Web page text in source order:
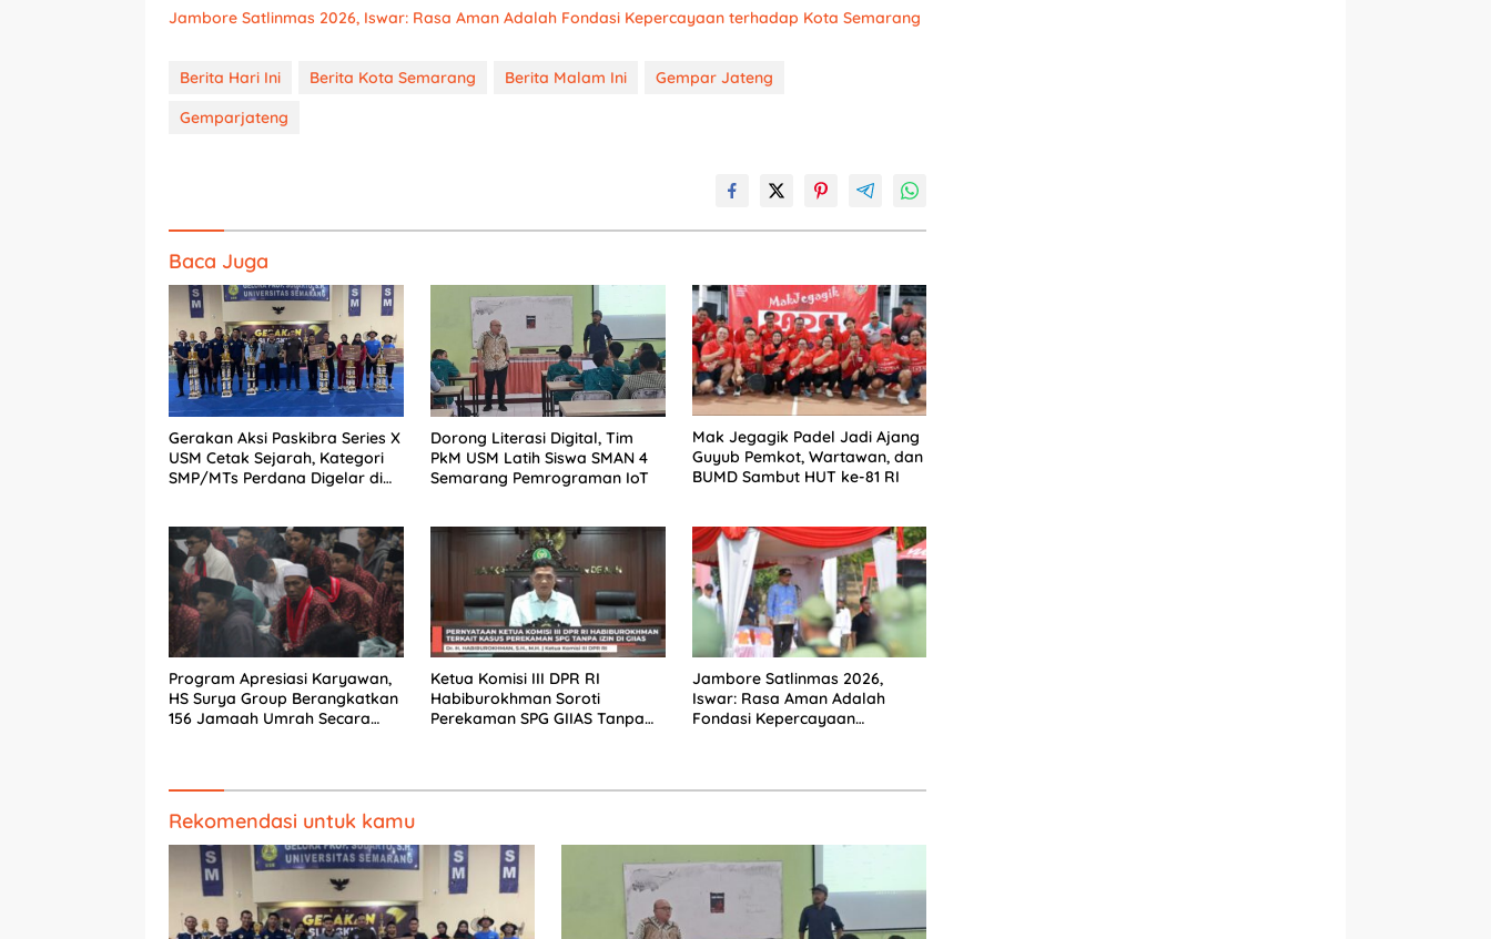
Jambore Satlinmas 2026, Iswar: Rasa Aman Adalah Fondasi Kepercayaan terhadap Kota Semarang
Berita Hari Ini Berita Kota Semarang Berita Malam Ini
Gempar Jateng
Gemparjateng
Baca Juga
Gerakan Aksi Paskibra Series X
USM Cetak Sejarah, Kategori
SMP/MTs Perdana Digelar di
Dorong Literasi Digital, Tim
PkM USM Latih Siswa SMAN 4
Semarang Pemrograman IoT
Mak Jegagik Padel Jadi Ajang
Guyub Pemkot, Wartawan, dan
BUMD Sambut HUT ke-81 RI
Program Apresiasi Karyawan,
HS Surya Group Berangkatkan
156 Jamaah Umrah Secara
Ketua Komisi III DPR RI
Habiburokhman Soroti
Perekaman SPG GIIAS Tanpa
Jambore Satlinmas 2026,
Iswar: Rasa Aman Adalah
Fondasi Kepercayaan
Rekomendasi untuk kamu